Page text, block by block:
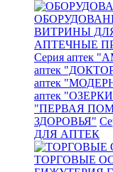
ВИТРИНЫ
АПТЕЧНЫЕ
Серия аптек
аптек
аптек
аптек
"ПЕРВАЯ
ЗДОРОВЬЯ"
ДЛЯ АПТЕК
ТОРГОВЫЕ